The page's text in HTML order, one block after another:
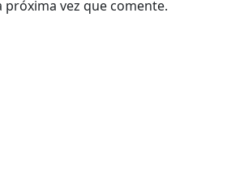
próxima vez que comente.